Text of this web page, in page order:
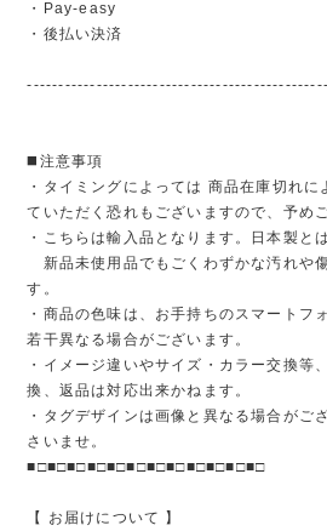
・Pay-easy
・後払い決済
◼️注意事項
・タイミングによっては 商品在庫切れ
ていただく恐れもございますので、予め
・こちらは輸入品となります。日本製と
新品未使用品でもごくわずかな汚れや
す。
・商品の色味は、お手持ちのスマートフ
若干異なる場合がございます。
・イメージ違いやサイズ・カラー交換等
換、返品は対応出来かねます。
・タグデザインは画像と異なる場合がご
さいませ。
■□■□■□■□■□■□■□■□■□■□■□■□
【 お届けについて 】